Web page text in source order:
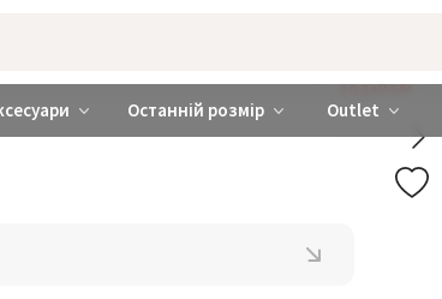
та Україна
Останній розмір Outlet
ДОДАЙ БРА